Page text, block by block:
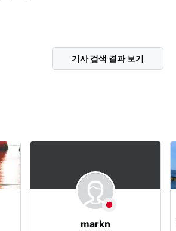
기사 검색 결과 보기
markn